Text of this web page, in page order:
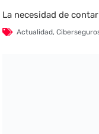
La necesidad de
Actualidad,